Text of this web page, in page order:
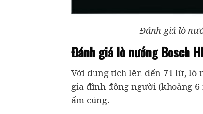
Đánh giá lò
Đánh giá lò nướng Bosch
Với dung tích lên đến 71 lít, lò
gia đình đông người (khoảng
ấm cúng.